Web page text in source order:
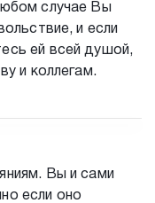
случае Вы
и если
ей всей душой,
и коллегам.
Вы и сами
если оно